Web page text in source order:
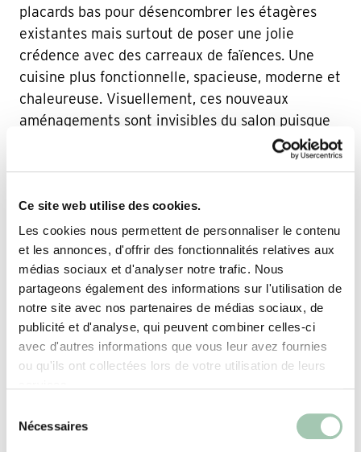
Ce site web utilise des cookies.
Les cookies nous permettent de personnaliser le contenu
et les annonces, d'offrir des fonctionnalités relatives aux
médias sociaux et d'analyser notre trafic. Nous
partageons également des informations sur l'utilisation de
notre site avec nos partenaires de médias sociaux, de
publicité et d'analyse, qui peuvent combiner celles-ci
avec d'autres informations que vous leur avez fournies
ou qu'ils ont collectées lors de votre utilisation de leurs
Nécessaires
placards bas pour désencombrer les étagères
existantes mais surtout de poser une jolie
crédence avec des carreaux de faïences. Une
cuisine plus fonctionnelle, spacieuse, moderne et
chaleureuse. Visuellement, ces nouveaux
aménagements sont invisibles du salon puisque
la façade de la cloison monte au-dessus.
L’ossature de la paroi vitrée à quant à elle été
naturel qui s’accorde au style décoratif. La
désormais grande cuisine semi-ouverte reste
conviviale et lumineuse puisque la verrière
n’isole pas complètement du reste de la pièce de
vie. Toutes les cuisines, qu’elles soient dans un
studio, un deux-pièces ou un loft, peuvent
bénéficier d’une verrière grâce au sur-mesure,
pensez-y !